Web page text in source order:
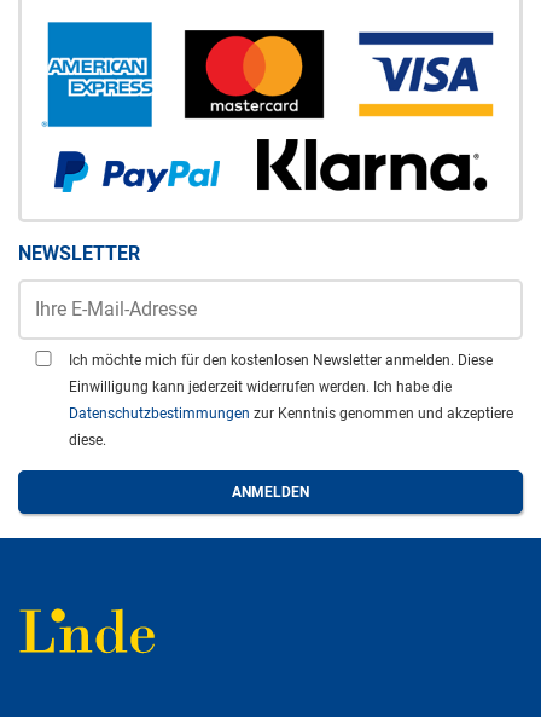
NEWSLETTER
Ich möchte mich für den kostenlosen Newsletter anmelden. Diese
Einwilligung kann jederzeit widerrufen werden. Ich habe die
Datenschutzbestimmungen zur Kenntnis genommen und akzeptiere
diese.